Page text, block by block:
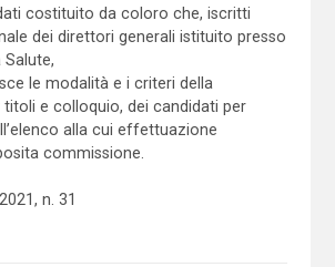
costituito da coloro che, iscritti
dei direttori generali istituito presso
Salute,
le modalità e i criteri della
titoli e colloquio, dei candidati per
alla cui effettuazione
commissione.
n. 31